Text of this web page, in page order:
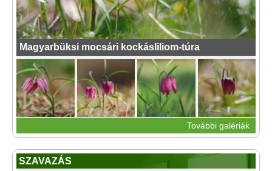
Magyarbüksi mocsári kockásliliom-túra
További galériák
SZAVAZÁS